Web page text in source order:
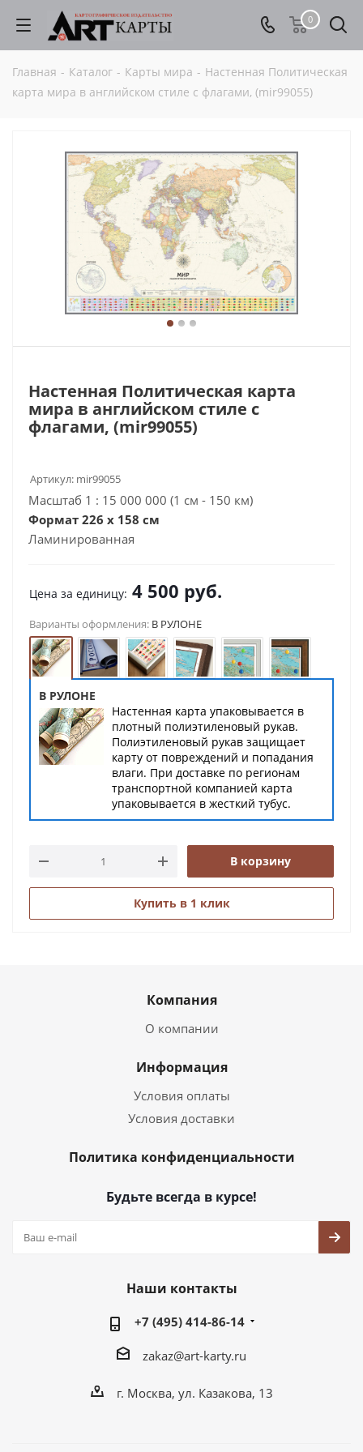
0
Главная - Каталог - Карты мира - Настенная Политическая
карта мира в английском стиле с флагами, (mir99055)
Настенная Политическая карта
мира в английском стиле с
флагами, (mir99055)
Артикул: mir99055
Масштаб 1 : 15 000 000 (1 см - 150 км)
Формат 226 x 158 см
Ламинированная
Цена за единицу: 4 500 руб.
Варианты оформления: В РУЛОНЕ
В РУЛОНЕ
Настенная карта упаковывается в
плотный полиэтиленовый рукав.
Полиэтиленовый рукав защищает
карту от повреждений и попадания
влаги. При доставке по регионам
транспортной компанией карта
упаковывается в жесткий тубус.
В корзину
Купить в 1 клик
Компания
О компании
Информация
Условия оплаты
Условия доставки
Политика конфиденциальности
Будьте всегда в курсе!
Наши контакты
+7 (495) 414-86-14
zakaz@art-karty.ru
г. Москва, ул. Казакова, 13